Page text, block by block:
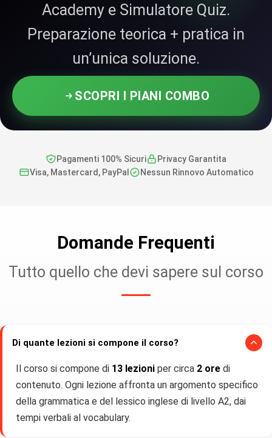
Academy e Simulatore Quiz.
Preparazione teorica + pratica in
un’unica soluzione.
SCOPRI I PIANI COMBO
Pagamenti 100% Sicuri
Privacy Garantita
Visa, Mastercard, PayPal
Nessun Rinnovo Automatico
Domande Frequenti
Tutto quello che devi sapere sul corso
Di quante lezioni si compone il corso?
Il corso si compone di 13 lezioni per circa 2 ore di
contenuto. Ogni lezione affronta un argomento specifico
della grammatica e del lessico inglese di livello A2, dai
tempi verbali al vocabulary.